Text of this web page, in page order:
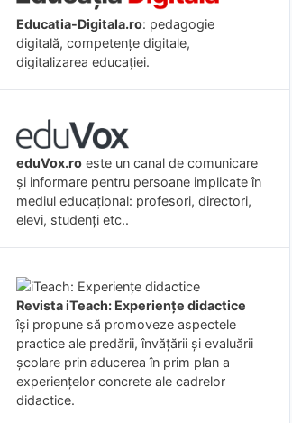
Educatia-Digitala.ro: pedagogie
digitală, competențe digitale,
digitalizarea educației.
eduVox.ro este un canal de comunicare
și informare pentru persoane implicate în
mediul educațional: profesori, directori,
elevi, studenți etc..
Revista iTeach: Experienţe didactice
îşi propune să promoveze aspectele
practice ale predării, învăţării şi evaluării
şcolare prin aducerea în prim plan a
experienţelor concrete ale cadrelor
didactice.